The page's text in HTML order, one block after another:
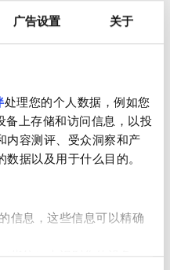
广告设置 关于
处理您的个人数据，例如您
备上存储和访问信息，以投
内容测评、受众洞察和产
据以及用于什么目的。
信息，这些信息可以精确
指纹）来识别您的设备